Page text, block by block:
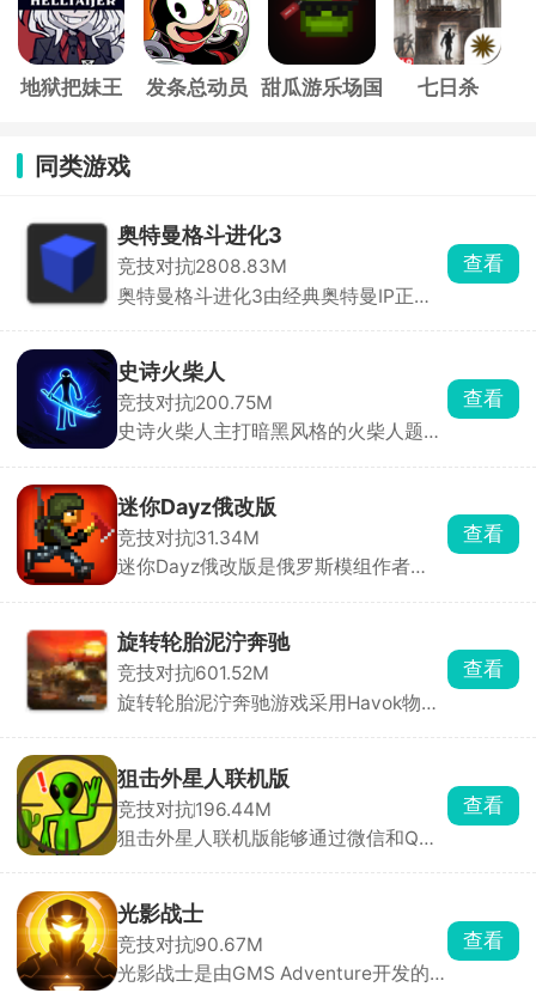
地狱把妹王 发条总动员
甜瓜游乐场国
七日杀
同类游戏
奥特曼格斗进化3
竞技对抗2808.83M
奥特曼格斗进化3由经典奥特曼IP正版
对战体验。在游戏中，玩家可自由选择
历代经典奥特曼参战，在城市废墟、荒
野、外星基地等经典战场中，与怪兽、
宇宙人展开激烈对决。
查看
史诗火柴人
竞技对抗200.75M
史诗火柴人主打暗黑风格的火柴人题
斗。游戏主打离线挂机，即使你休息，
角色也会自动战斗、积累奖励，上线即
可领取，轻松变强。四大职业可选，各
具独特技能与定位，合理搭配能打出一
查看
迷你Dayz俄改版
竞技对抗31.34M
迷你Dayz俄改版是俄罗斯模组作者
风、上帝俯视视角和硬核末日求生内
核，在原版底子上大幅度扩容内容、修
正 BUG、新增玩法，弥补了官方原版
内容单薄、装备少、玩法单调的短板。
查看
旋转轮胎泥泞奔驰
竞技对抗601.52M
旋转轮胎泥泞奔驰游戏采用Havok物理
时搭配多台定位迥异的硬核载具，化身
奔波在荒野之中的职业货运司机，核心
任务便是承接各类物资订单，把货物从
起点完好无损运送至目的地。
查看
狙击外星人联机版
竞技对抗196.44M
狙击外星人联机版能够通过微信和QQ
戏，狙击入侵地球并隐藏在各个角落里
的外星生物，在限定时间内找到所有的
外星人，与好友默契配合，共同执行各
种各样的任务。
查看
光影战士
竞技对抗90.67M
光影战士是由GMS Adventure开发的
查看